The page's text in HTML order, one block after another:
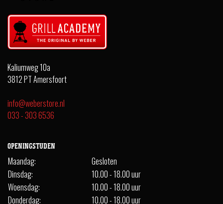
Kaliumweg 10a
3812 PT Amersfoort
info@weberstore.nl
033 - 303 6536
OPENINGSTIJDEN
Maandag:
Gesloten
Dinsdag:
10.00 - 18.00 uur
Woensdag:
10.00 - 18.00 uur
Donderdag:
10.00 - 18.00 uur